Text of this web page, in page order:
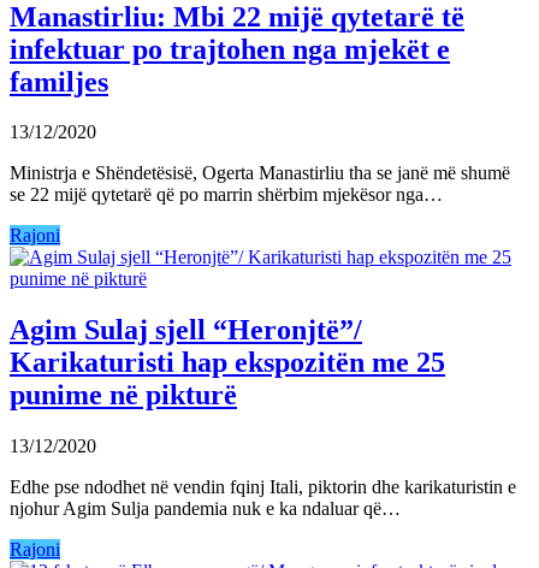
Manastirliu: Mbi 22 mijë qytetarë të
infektuar po trajtohen nga mjekët e
familjes
13/12/2020
Ministrja e Shëndetësisë, Ogerta Manastirliu tha se janë më shumë
se 22 mijë qytetarë që po marrin shërbim mjekësor nga…
Rajoni
Agim Sulaj sjell “Heronjtë”/
Karikaturisti hap ekspozitën me 25
punime në pikturë
13/12/2020
Edhe pse ndodhet në vendin fqinj Itali, piktorin dhe karikaturistin e
njohur Agim Sulja pandemia nuk e ka ndaluar që…
Rajoni